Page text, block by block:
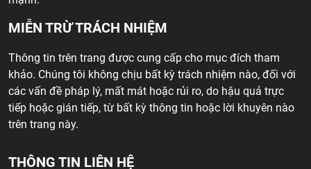
MIỄN TRỪ TRÁCH NHIỆM
Thông tin trên trang được cung cấp cho mục đích tham
khảo. Chúng tôi không chịu bất kỳ trách nhiệm nào, đối với
các vấn đề pháp lý, mất mát hoặc rủi ro, do hậu quả trực
tiếp hoặc gián tiếp, từ bất kỳ thông tin hoặc lời khuyên nào
trên trang này.
THÔNG TIN LIÊN HỆ